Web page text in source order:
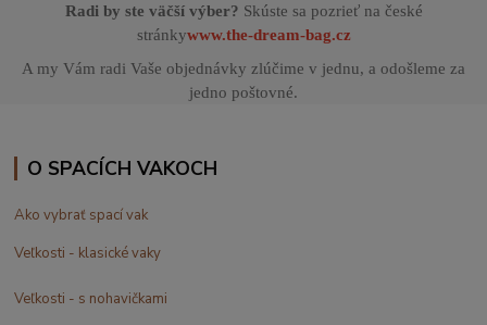
Radi by ste väčší výber? Skúste sa pozrieť na české
stránkywww.the-dream-bag.cz
A my Vám radi Vaše objednávky zlúčime v jednu, a odošleme za
jedno poštovné.
O SPACÍCH VAKOCH
Ako vybrať spací vak
Veľkosti - klasické vaky
Veľkosti - s nohavičkami